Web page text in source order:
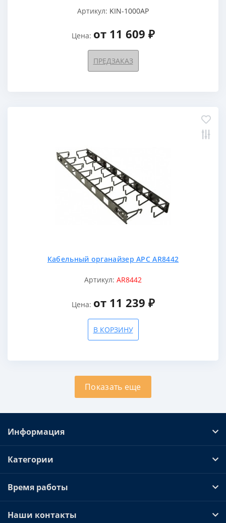
Артикул: KIN-1000AP
Цена: от 11 609 ₽
ПРЕДЗАКАЗ
Кабельный органайзер APC AR8442
Артикул: AR8442
Цена: от 11 239 ₽
В КОРЗИНУ
Показать еще
Информация
Категории
Время работы
Наши контакты